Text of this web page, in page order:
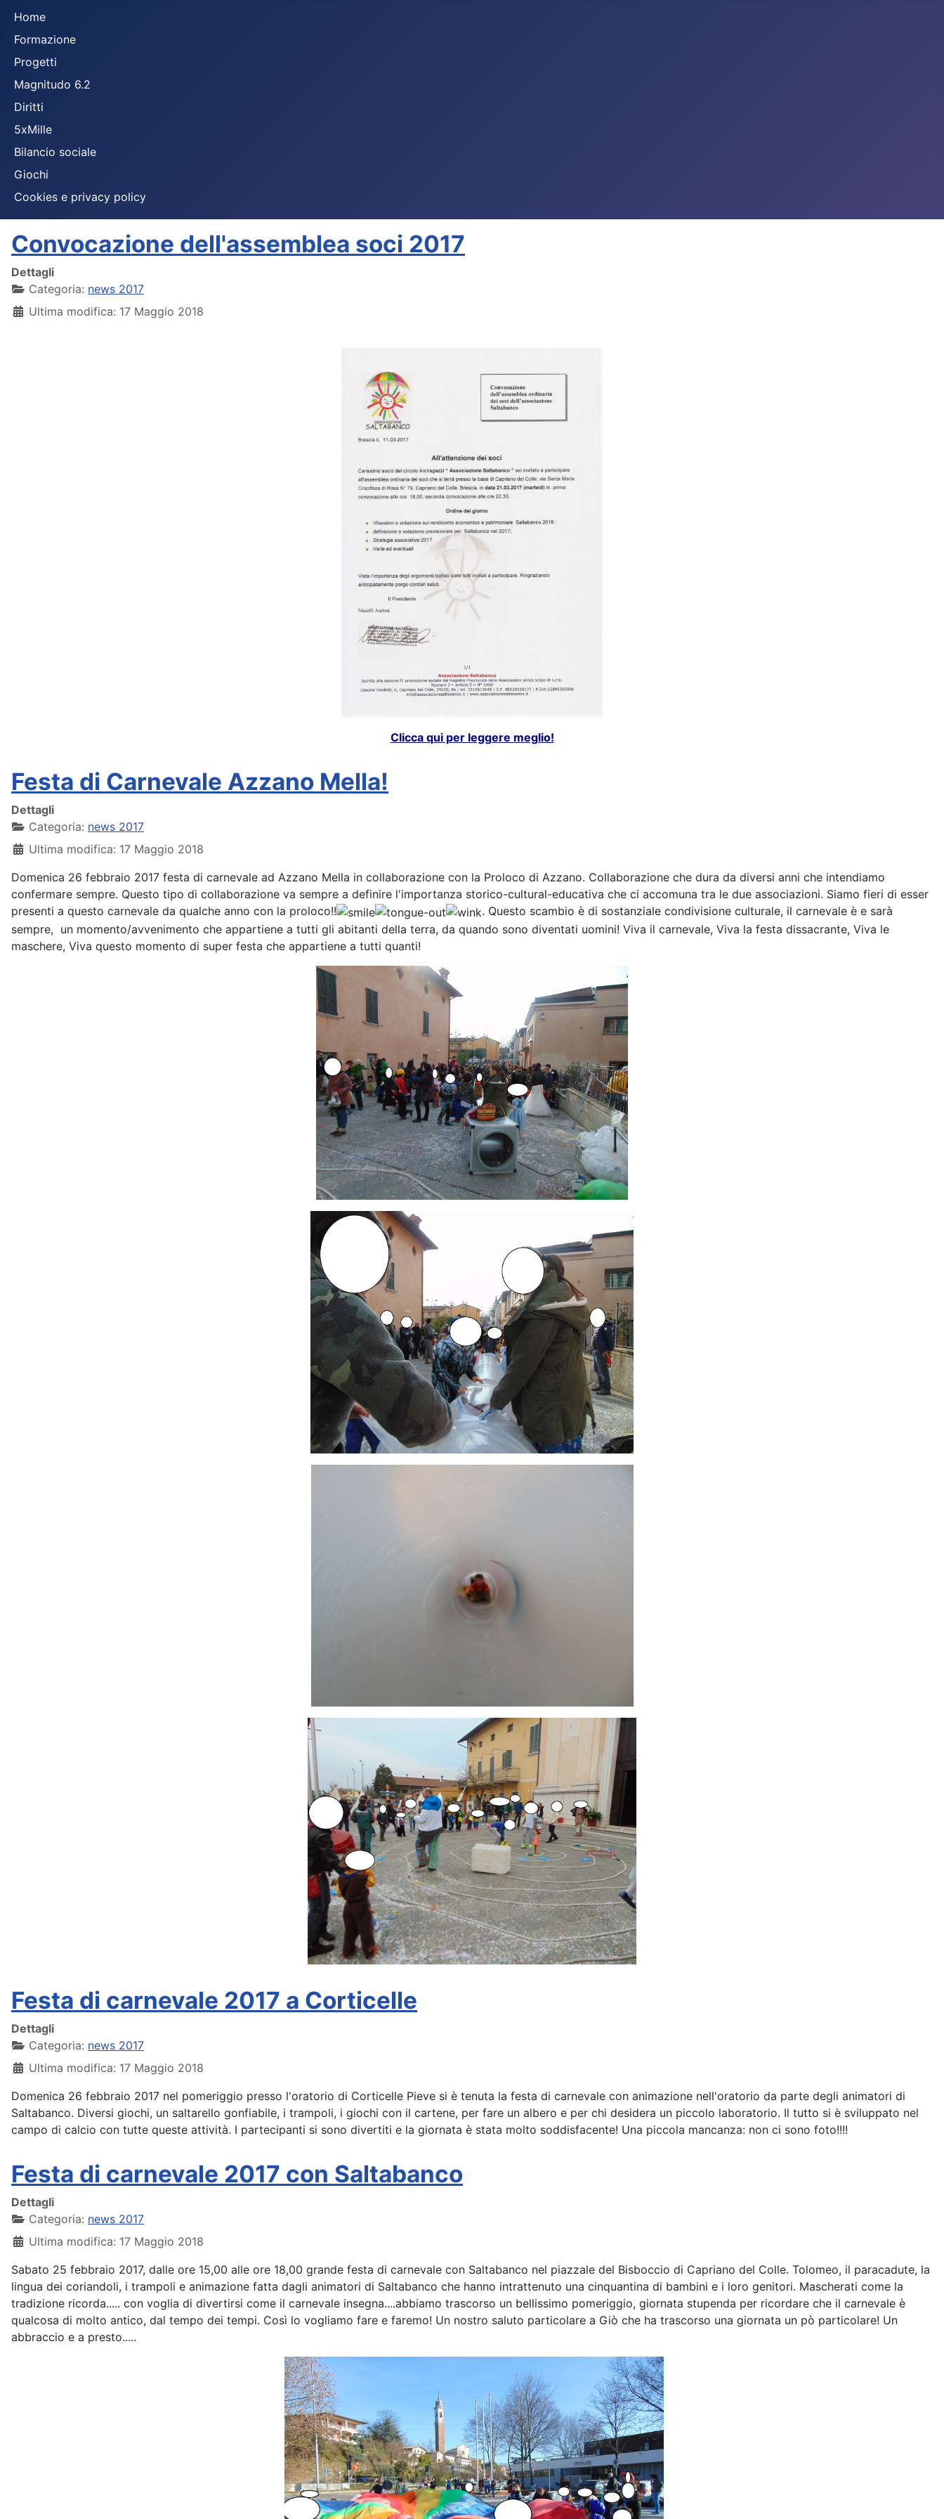
Home
Formazione
Progetti
Magnitudo 6.2
Diritti
5xMille
Bilancio sociale
Giochi
Cookies e privacy policy
Convocazione dell'assemblea soci 2017
Dettagli
Categoria: news 2017
Ultima modifica: 17 Maggio 2018
Clicca qui per leggere meglio!
Festa di Carnevale Azzano Mella!
Dettagli
Categoria: news 2017
Ultima modifica: 17 Maggio 2018
Domenica 26 febbraio 2017 festa di carnevale ad Azzano Mella in collaborazione con la Proloco di Azzano. Collaborazione che dura da diversi anni che intendiamo
confermare sempre. Questo tipo di collaborazione va sempre a definire l'importanza storico-cultural-educativa che ci accomuna tra le due associazioni. Siamo fieri di esser
presenti a questo carnevale da qualche anno con la proloco!!
. Questo scambio è di sostanziale condivisione culturale, il carnevale è e sarà
sempre, un momento/avvenimento che appartiene a tutti gli abitanti della terra, da quando sono diventati uomini! Viva il carnevale, Viva la festa dissacrante, Viva le
maschere, Viva questo momento di super festa che appartiene a tutti quanti!
Festa di carnevale 2017 a Corticelle
Dettagli
Categoria: news 2017
Ultima modifica: 17 Maggio 2018
Domenica 26 febbraio 2017 nel pomeriggio presso l'oratorio di Corticelle Pieve si è tenuta la festa di carnevale con animazione nell'oratorio da parte degli animatori di
Saltabanco. Diversi giochi, un saltarello gonfiabile, i trampoli, i giochi con il cartene, per fare un albero e per chi desidera un piccolo laboratorio. Il tutto si è sviluppato nel
campo di calcio con tutte queste attività. I partecipanti si sono divertiti e la giornata è stata molto soddisfacente! Una piccola mancanza: non ci sono foto!!!!
Festa di carnevale 2017 con Saltabanco
Dettagli
Categoria: news 2017
Ultima modifica: 17 Maggio 2018
Sabato 25 febbraio 2017, dalle ore 15,00 alle ore 18,00 grande festa di carnevale con Saltabanco nel piazzale del Bisboccio di Capriano del Colle. Tolomeo, il paracadute, la
lingua dei coriandoli, i trampoli e animazione fatta dagli animatori di Saltabanco che hanno intrattenuto una cinquantina di bambini e i loro genitori. Mascherati come la
tradizione ricorda..... con voglia di divertirsi come il carnevale insegna....abbiamo trascorso un bellissimo pomeriggio, giornata stupenda per ricordare che il carnevale è
qualcosa di molto antico, dal tempo dei tempi. Così lo vogliamo fare e faremo! Un nostro saluto particolare a Giò che ha trascorso una giornata un pò particolare! Un
abbraccio e a presto.....